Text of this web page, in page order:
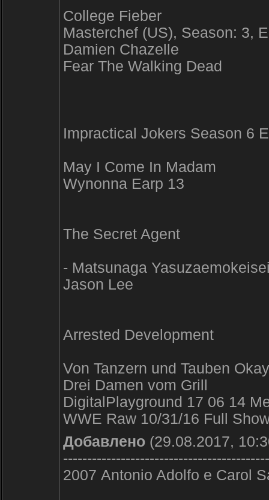
College Fieber
Masterchef (US), Season: 3,
Damien Chazelle
Fear The Walking Dead
Impractical Jokers Season 6
May I Come In Madam
Wynonna Earp 13
The Secret Agent
- Matsunaga
Jason Lee
Arrested Development
Von Tanzern und Tauben
Drei Damen vom Grill
DigitalPlayground 17 06 14
WWE Raw 10/31/16 Full
Добавлено (29.08.2017,
2007 Antonio Adolfo e Carol